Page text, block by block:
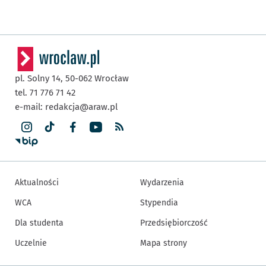
pl. Solny 14, 50-062 Wrocław
tel. 71 776 71 42
e-mail: redakcja@araw.pl
Aktualności
WCA
Dla studenta
Uczelnie
Wydarzenia
Stypendia
Przedsiębiorczość
Mapa strony